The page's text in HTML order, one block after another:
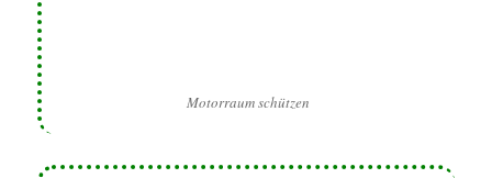
Wir stellen seit 1988 mobile und stationäre Geräte zur